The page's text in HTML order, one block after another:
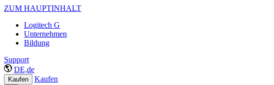
ZUM HAUPTINHALT
Logitech G
Unternehmen
Bildung
Support
DE,de
Kaufen Kaufen